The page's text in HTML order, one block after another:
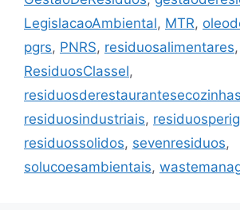
LegislacaoAmbiental, MTR,
pgrs, PNRS, residuosalimentares,
ResiduosClasseI,
residuosindustriais,
residuossolidos, sevenresiduos,
solucoesambientais,